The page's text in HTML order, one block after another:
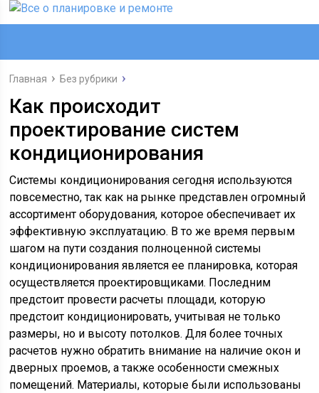
Главная Без рубрики
Как происходит
проектирование систем
кондиционирования
Системы кондиционирования сегодня используются
повсеместно, так как на рынке представлен огромный
ассортимент оборудования, которое обеспечивает их
эффективную эксплуатацию. В то же время первым
шагом на пути создания полноценной системы
кондиционирования является ее планировка, которая
осуществляется проектировщиками. Последним
предстоит провести расчеты площади, которую
предстоит кондиционировать, учитывая не только
размеры, но и высоту потолков. Для более точных
расчетов нужно обратить внимание на наличие окон и
дверных проемов, а также особенности смежных
помещений. Материалы, которые были использованы